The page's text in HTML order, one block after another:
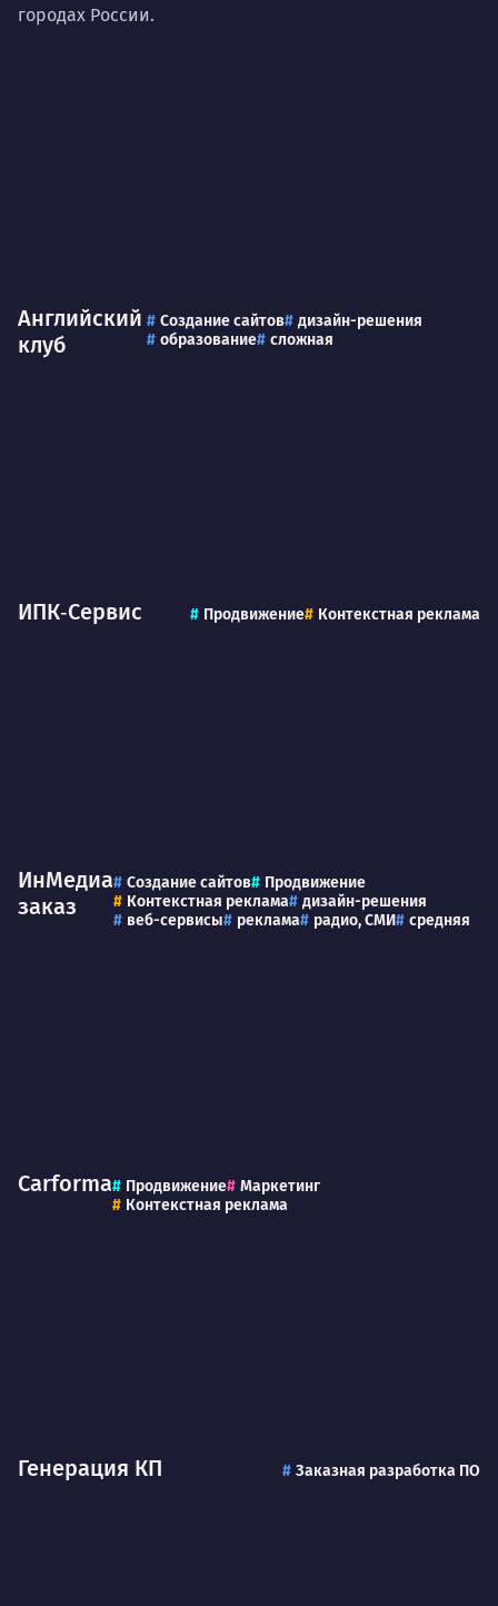
городах России.
Английский
клуб
Создание сайтов
дизайн-решения
образование
сложная
ИПК‑Сервис Продвижение Контекстная реклама
ИнМедиа
заказ
Создание сайтов
Продвижение
Контекстная реклама
дизайн-решения
веб-сервисы
реклама радио, СМИ средняя
Carforma Продвижение
Маркетинг
Контекстная реклама
Генерация КП Заказная разработка ПО